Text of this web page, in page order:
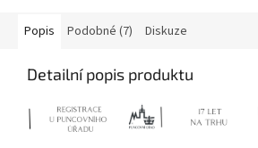
Popis Podobné (7) Diskuze
Detailní popis produktu